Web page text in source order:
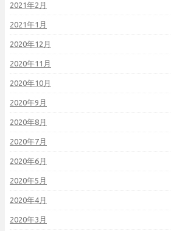
2021年2月
2021年1月
2020年12月
2020年11月
2020年10月
2020年9月
2020年8月
2020年7月
2020年6月
2020年5月
2020年4月
2020年3月